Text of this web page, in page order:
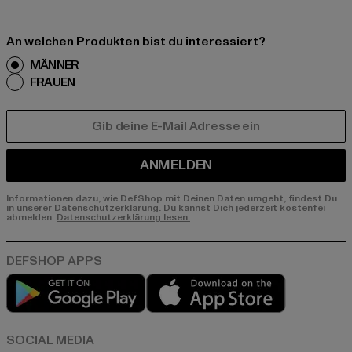
An welchen Produkten bist du interessiert?
MÄNNER
FRAUEN
ANMELDEN
Informationen dazu, wie DefShop mit Deinen Daten umgeht, findest Du
in unserer Datenschutzerklärung. Du kannst Dich jederzeit kostenfei
abmelden. Datenschutzerklärung lesen.
Play market